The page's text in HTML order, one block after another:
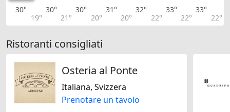
30°
19°
30°
21°
30°
20°
31°
20°
32°
22°
33°
22°
33°
22°
Ristoranti consigliati
Osteria al Ponte
Italiana, Svizzera
Prenotare un tavolo